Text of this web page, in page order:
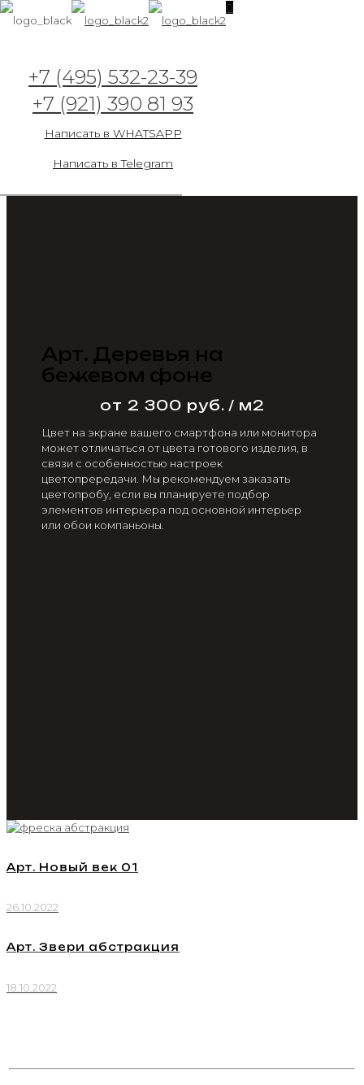
+7 (495) 532-23-39
+7 (921) 390 81 93
Написать в WHATSAPP
Написать в Telegram
0
Арт. Деревья на
бежевом фоне
от 2 300 руб. / м2
Цвет на экране вашего смартфона или монитора
может отличаться от цвета готового изделия, в
связи с особенностью настроек
цветопрередачи. Мы рекомендуем заказать
цветопробу, если вы планируете подбор
элементов интерьера под основной интерьер
или обои компаньоны.
Арт. Новый век 01
26.10.2022
Арт. Звери абстракция
18.10.2022